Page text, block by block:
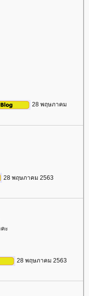
28 พฤษภาคม
28 พฤษภาคม 2563
ะ
28 พฤษภาคม 2563